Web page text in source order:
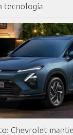
tecnología
Chevrolet